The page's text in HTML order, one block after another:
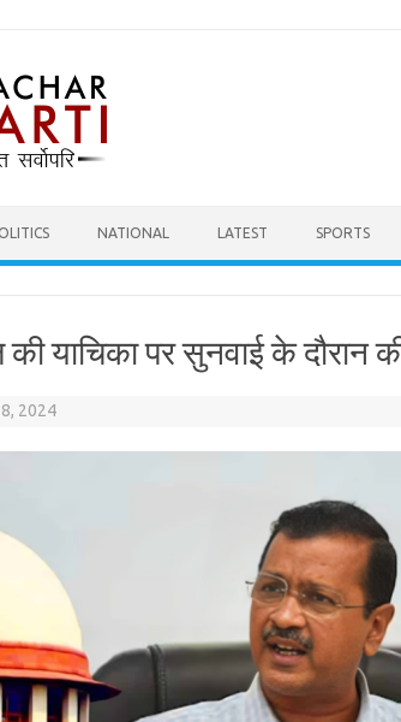
NATIONAL LATEST SPORTS
याचिका पर सुनवाई के दौरान
2024